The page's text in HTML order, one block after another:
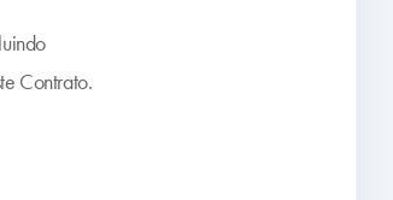
Contrato.